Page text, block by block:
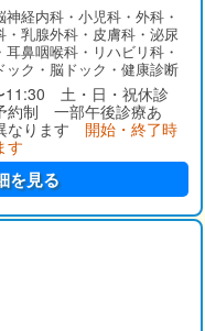
経内科・小児科・外科・
乳腺外科・皮膚科・泌尿
鼻咽喉科・リハビリ科・
ク・脳ドック・健康診断
11:30 土・日・祝休診
約制 一部午後診療あ
なります 開始・終了時
す
を見る